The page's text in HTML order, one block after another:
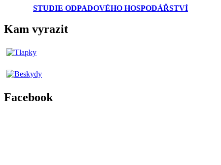
STUDIE ODPADOVÉHO HOSPODÁŘSTVÍ
Kam vyrazit
Facebook